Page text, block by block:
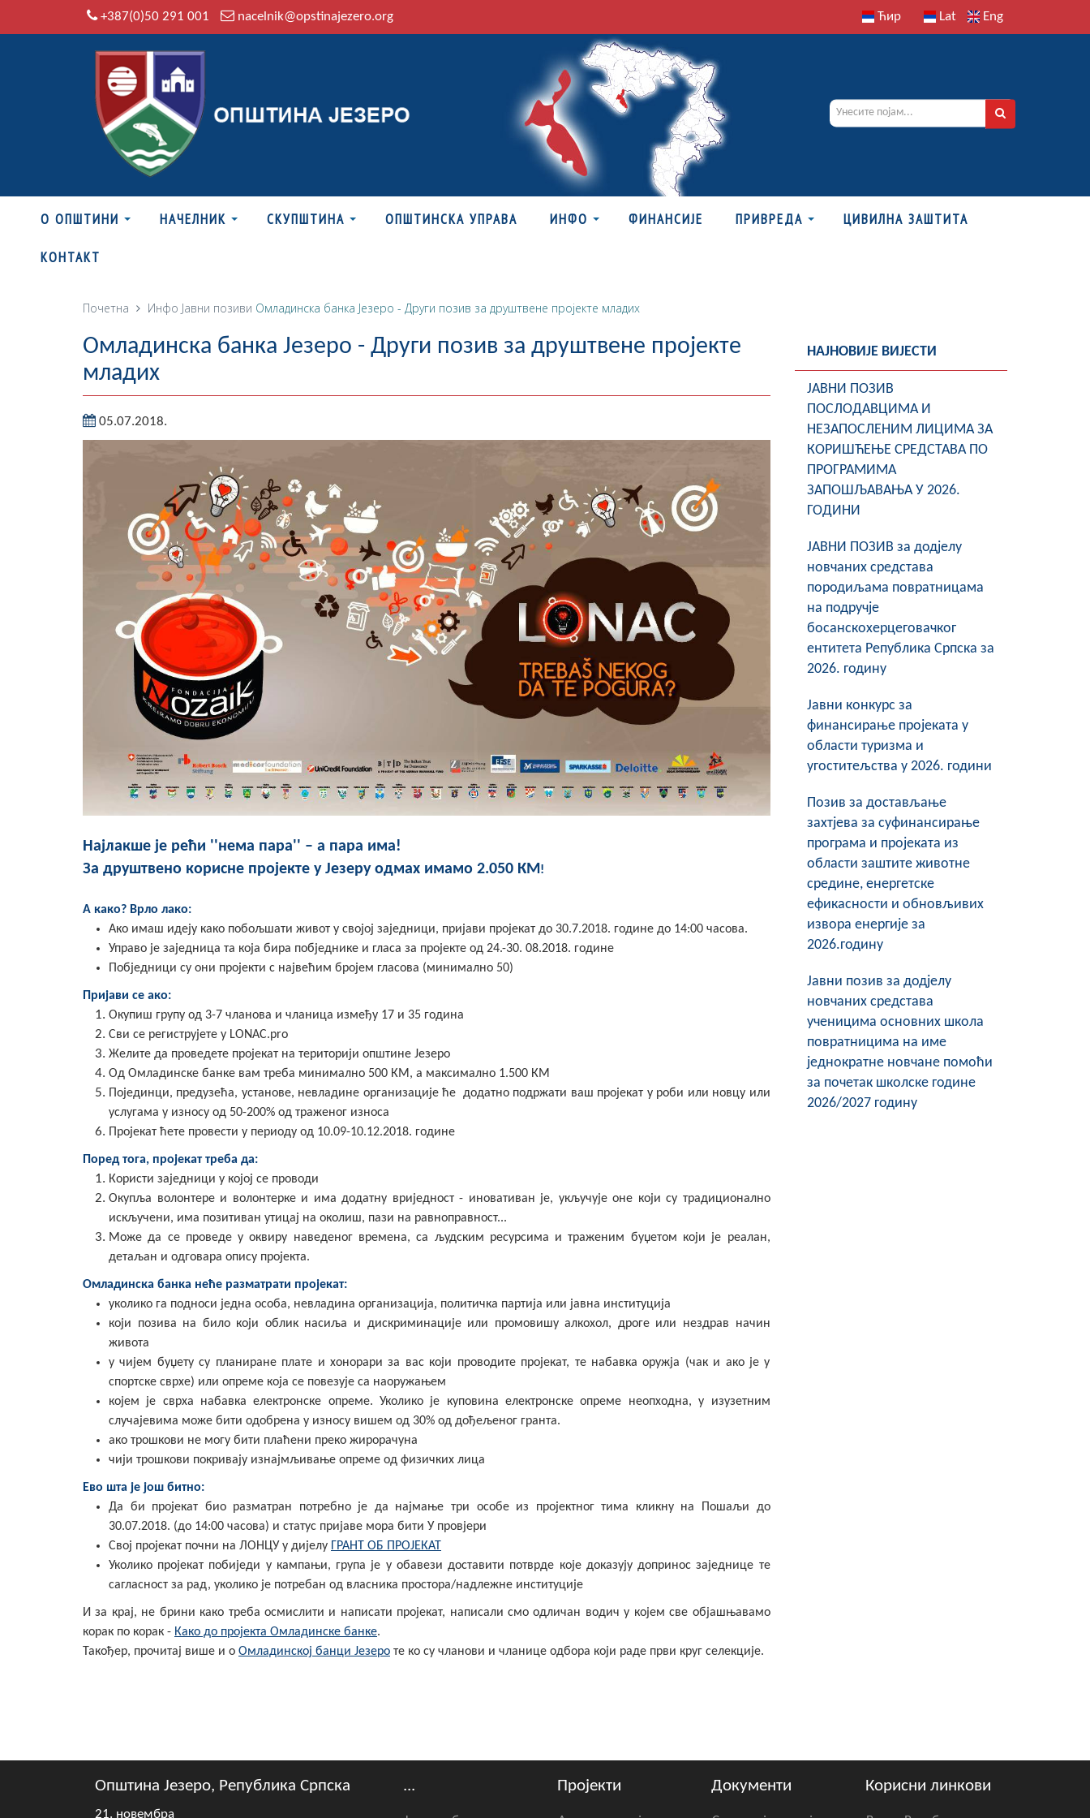
+387(0)50 291 001 nacelnik@opstinajezero.org Ћир Lat Eng
О ОПШТИНИ НАЧЕЛНИК СКУПШТИНА ОПШТИНСКА УПРАВА ИНФО ФИНАНСИЈЕ ПРИВРЕДА ЦИВИЛНА ЗАШТИТА
КОНТАКТ
Почетна Инфо Јавни позиви Омладинска банка Језеро - Други позив за друштвене пројекте младих
Омладинска банка Језеро - Други позив за друштвене пројекте
младих
05.07.2018.
Најлакше је рећи ''нема пара'' – а пара има!
За друштвено корисне пројекте у Језеру одмах имамо 2.050 КМ!
А како? Врло лако:
Ако имаш идеју како побољшати живот у својој заједници, пријави пројекат до 30.7.2018. године до 14:00 часова.
Управо је заједница та која бира побједнике и гласа за пројекте од 24.-30. 08.2018. године
Побједници су они пројекти с највећим бројем гласова (минимално 50)
Пријави се ако:
Окупиш групу од 3-7 чланова и чланица између 17 и 35 година
Сви се региструјете у LONAC.pro
Желите да проведете пројекат на територији општине Језеро
Од Омладинске банке вам треба минимално 500 КМ, а максимално 1.500 КМ
Појединци, предузећа, установе, невладине организације ће додатно подржати ваш пројекат у роби или новцу или
услугама у износу од 50-200% од траженог износа
Пројекат ћете провести у периоду од 10.09-10.12.2018. године
Поред тога, пројекат треба да:
Користи заједници у којој се проводи
Окупља волонтере и волонтерке и има додатну вриједност - иновативан је, укључује оне који су традиционално
искључени, има позитиван утицај на околиш, пази на равноправност...
Може да се проведе у оквиру наведеног времена, са људским ресурсима и траженим буџетом који је реалан,
детаљан и одговара опису пројекта.
Омладинска банка неће разматрати пројекат:
уколико га подноси једна особа, невладина организација, политичка партија или јавна институција
који позива на било који облик насиља и дискриминације или промовишу алкохол, дроге или нездрав начин
живота
у чијем буџету су планиране плате и хонорари за вас који проводите пројекат, те набавка оружја (чак и ако је у
спортске сврхе) или опреме која се повезује са наоружањем
којем је сврха набавка електронске опреме. Уколико је куповина електронске опреме неопходна, у изузетним
случајевима може бити одобрена у износу вишем од 30% од дођељеног гранта.
ако трошкови не могу бити плаћени преко жирорачуна
чији трошкови покривају изнајмљивање опреме од физичких лица
Ево шта је још битно:
Да би пројекат био разматран потребно је да најмање три особе из пројектног тима кликну на Пошаљи до
30.07.2018. (до 14:00 часова) и статус пријаве мора бити У провјери
Свој пројекат почни на ЛОНЦУ у дијелу ГРАНТ ОБ ПРОЈЕКАТ
Уколико пројекат побиједи у кампањи, група је у обавези доставити потврде које доказују допринос заједнице те
сагласност за рад, уколико је потребан од власника простора/надлежне институције
И за крај, не брини како треба осмислити и написати пројекат, написали смо одличан водич у којем све објашњавамо
корак по корак - Како до пројекта Омладинске банке.
Такођер, прочитај више и о Омладинској банци Језеро те ко су чланови и чланице одбора који раде први круг селекције.
НАЈНОВИЈЕ ВИЈЕСТИ
ЈАВНИ ПОЗИВ
ПОСЛОДАВЦИМА И
НЕЗАПОСЛЕНИМ ЛИЦИМА ЗА
КОРИШЋЕЊЕ СРЕДСТАВА ПО
ПРОГРАМИМА
ЗАПОШЉАВАЊА У 2026.
ГОДИНИ
ЈАВНИ ПОЗИВ за додјелу
новчаних средстава
породиљама повратницама
на подручје
босанскохерцеговачког
ентитета Република Српска за
2026. годину
Јавни конкурс за
финансирање пројеката у
области туризма и
угоститељства у 2026. години
Позив за достављање
захтјева за суфинансирање
програма и пројеката из
области заштите животне
средине, енергетске
ефикасности и обновљивих
извора енергије за
2026.годину
Јавни позив за додјелу
новчаних средстава
ученицима основних школа
повратницима на име
једнократне новчане помоћи
за почетак школске године
2026/2027 годину
Општина Језеро, Република Српска
21. новембра
... Пројекти Документи Корисни линкови